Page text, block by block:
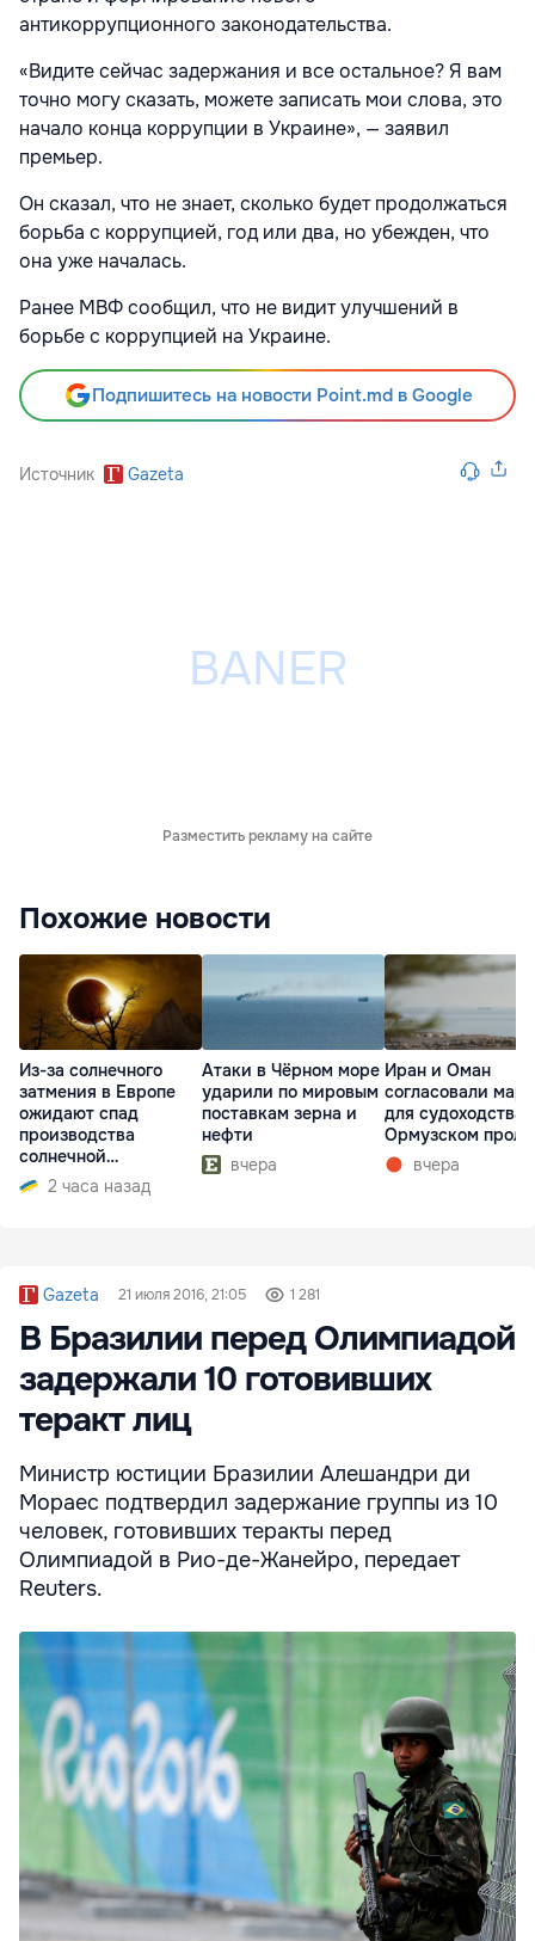
антикоррупционного законодательства.
«Видите сейчас задержания и все остальное? Я вам
точно могу сказать, можете записать мои слова, это
начало конца коррупции в Украине», — заявил
премьер.
Он сказал, что не знает, сколько будет продолжаться
борьба с коррупцией, год или два, но убежден, что
она уже началась.
Ранее МВФ сообщил, что не видит улучшений в
борьбе с коррупцией на Украине.
Подпишитесь на новости Point.md в Google
Источник Gazeta
Разместить рекламу на сайте
Похожие новости
Из-за солнечного
затмения в Европе
ожидают спад
производства
солнечной
электроэнергии
2 часа назад
Атаки в Чёрном море
ударили по мировым
поставкам зерна и
нефти
вчера
Иран и Оман
согласовали
для судоходства
Ормузском
вчера
Gazeta 21 июля 2016, 21:05 1 281
В Бразилии перед Олимпиадой
задержали 10 готовивших
теракт лиц
Министр юстиции Бразилии Алешандри ди
Мораес подтвердил задержание группы из 10
человек, готовивших теракты перед
Олимпиадой в Рио-де-Жанейро, передает
Reuters.